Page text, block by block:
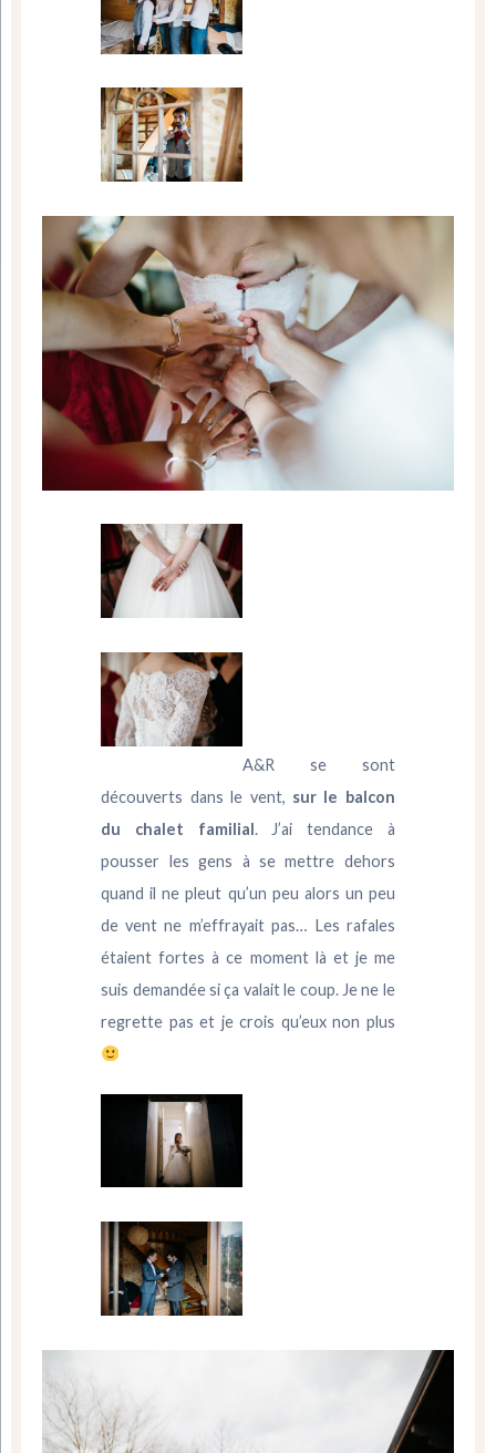
A&R se sont
découverts dans le vent, sur le balcon
du chalet familial. J’ai tendance à
pousser les gens à se mettre dehors
quand il ne pleut qu’un peu alors un peu
de vent ne m’effrayait pas… Les rafales
étaient fortes à ce moment là et je me
suis demandée si ça valait le coup. Je ne le
regrette pas et je crois qu’eux non plus